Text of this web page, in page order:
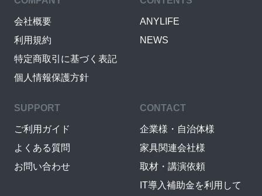
会社概要
利用規約
特定商取引に基づく表記
個人情報保護方針
ANYLIFE
NEWS
SUPPORT
ご利用ガイド
よくある質問
お問い合わせ
CONTACT
企業様・自治体様
家具関連会社様
取材・講演依頼
IT導入補助金を利用して